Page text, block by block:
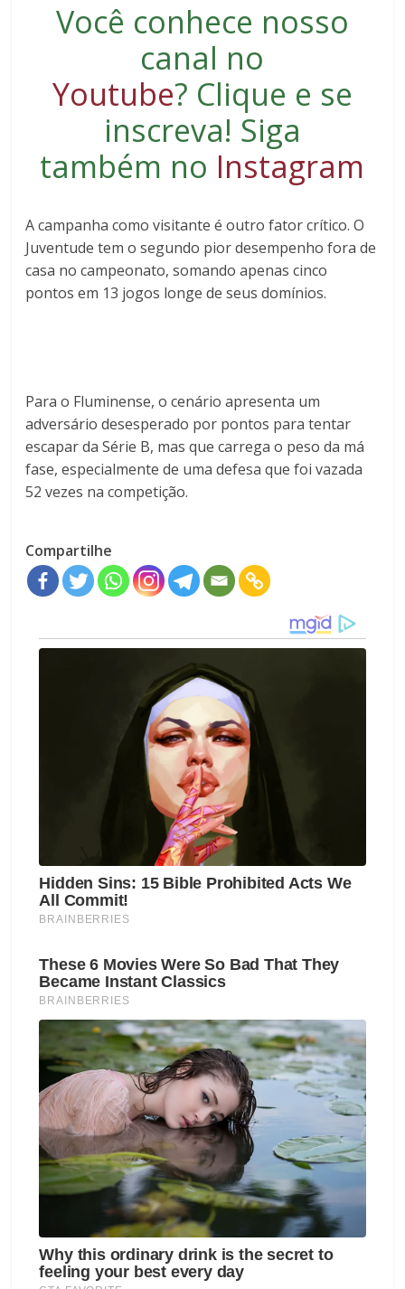
Você conhece nosso
canal no
Youtube? Clique e se
inscreva! Siga
também no Instagram
A campanha como visitante é outro fator crítico. O
Juventude tem o segundo pior desempenho fora de
casa no campeonato, somando apenas cinco
pontos em 13 jogos longe de seus domínios.
Para o Fluminense, o cenário apresenta um
adversário desesperado por pontos para tentar
escapar da Série B, mas que carrega o peso da má
fase, especialmente de uma defesa que foi vazada
52 vezes na competição.
Compartilhe